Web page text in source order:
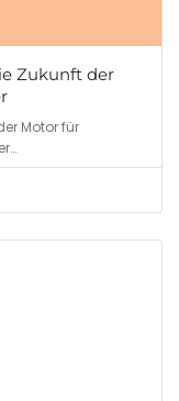
Zukunft der
Motor für